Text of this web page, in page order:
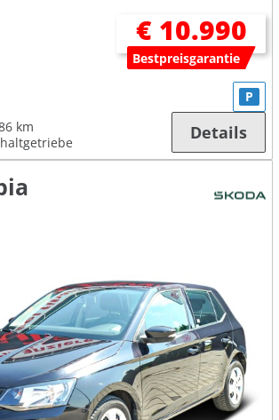
€ 10.990
Bestpreisgarantie
km
P
Details